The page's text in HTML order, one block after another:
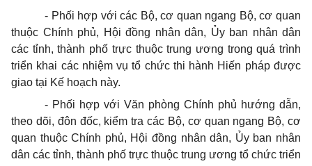
- Phối hợp vớicác Bộ, cơ quan ngang Bộ, cơ quan
thuộc Chính phủ, Hội đồng nhân dân, Ủy ban nhân dân
các tỉnh, thành phố trực thuộc trung ương trong quá trình
triển khai các nhiệm vụ tổ chức thi hành Hiến pháp được
giao tại Kế hoạch này.
- Phối hợp với Văn phòng Chính phủ hướng dẫn,
theo dõi, đôn đốc, kiểm tra các Bộ, cơ quan ngang Bộ, cơ
quan thuộc Chính phủ, Hội đồng nhân dân, Ủy ban nhân
dân các tỉnh, thành phố trực thuộc trung ương tổ chức triển